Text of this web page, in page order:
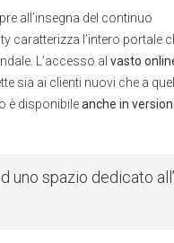
all’insegna del continuo
caratterizza l’intero portale
L’accesso al vasto
sia ai clienti nuovi che a
è disponibileanche in
uno spazio dedicato all’